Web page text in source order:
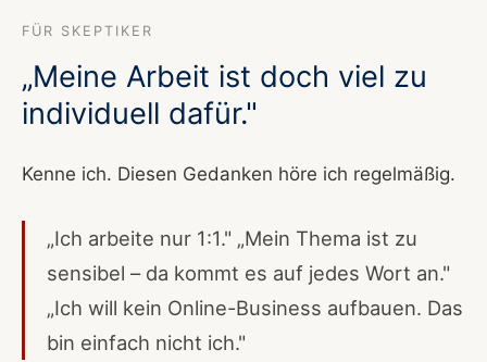
FÜR SKEPTIKER
„Meine Arbeit ist doch viel zu
individuell dafür."
Kenne ich. Diesen Gedanken höre ich regelmäßig.
„Ich arbeite nur 1:1." „Mein Thema ist zu
sensibel – da kommt es auf jedes Wort an."
„Ich will kein Online-Business aufbauen. Das
bin einfach nicht ich."